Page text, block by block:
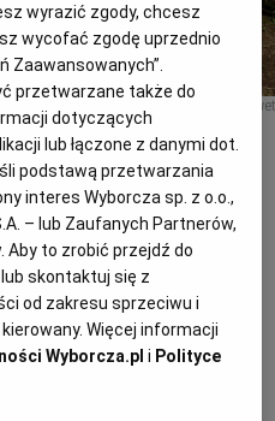
delikatna, nie toleruje pestycydów, nawet
bo chemia łatwo niszczy
www.jakobiec.com
miarka
cztery ziarna do dołka,
okopać. Potem wbija
rośliny jedną. Potem
wyrazić zgody, chcesz
wycofać zgodę uprzednio
Zaawansowanych”.
przetwarzane także do
dotyczących
lub łączone z danymi dot.
podstawą przetwarzania
interes Wyborcza sp. z o.o.,
– lub Zaufanych Partnerów,
to zrobić przejdź do
skontaktuj się z
od zakresu sprzeciwu i
Więcej informacji
Wyborcza.pl i Polityce